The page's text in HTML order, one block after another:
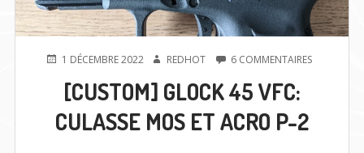
PUBLIÉ1 DÉCEMBRE 2022 AUTEUR
REDHOT 6 COMMENTAIRESSUR
[CUSTOM] GLOCK 45 VFC:
CULASSE MOS ET ACRO P-2